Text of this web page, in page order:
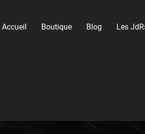
Accueil Boutique Blog Les